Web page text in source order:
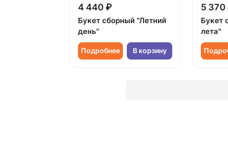
4 440 ₽
Букет сборный "Летний
день"
Подробнее В корзину
5 370
Букет
лета"